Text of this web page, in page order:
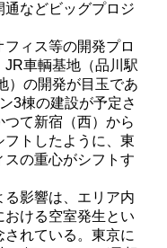
通などビッグプロジ
ィス等の開発プロ
JR車輌基地（品川駅
）の開発が目玉であ
3棟の建設が予定さ
て新宿（西）から
トしたように、東
の重心がシフトす
影響は、エリア内
ける空室発生とい
れている。東京に